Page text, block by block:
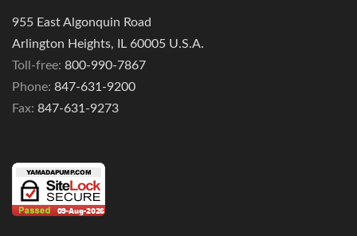
955 East Algonquin Road
Arlington Heights, IL 60005 U.S.A.
Toll-free: 800-990-7867
Phone: 847-631-9200
Fax: 847-631-9273